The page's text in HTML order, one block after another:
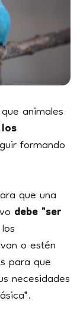
animales
formando
que una
debe "ser
o estén
para que
necesidades